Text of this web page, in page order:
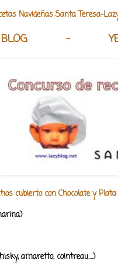
Navideñas Santa Teresa-
-
cubierto con Chocolate y Plata
amaretto, cointreau....)